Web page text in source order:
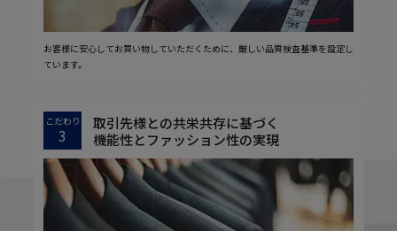
お客様に安心してお買い物していただくために、厳しい品質検査基準を設定し
ています。
こだわり
3
取引先様との共栄共存に基づく
機能性とファッション性の実現